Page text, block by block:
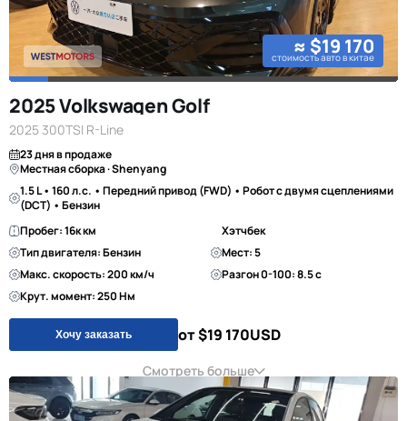
≈ $19 170
стоимость авто в китае
2025 Volkswagen Golf
2025 300TSI R-Line
23 дня в продаже
Местная сборка · Shenyang
1.5 L • 160 л.с. • Передний привод (FWD) • Робот с двумя сцеплениями
(DCT) • Бензин
Пробег: 16к км
Хэтчбек
Тип двигателя: Бензин
Мест: 5
Макс. скорость: 200 км/ч
Разгон 0-100: 8.5 с
Крут. момент: 250 Нм
Хочу заказать от $19 170USD
Смотреть больше